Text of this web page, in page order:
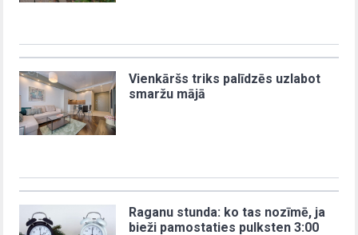
Vienkāršs triks palīdzēs uzlabot
smaržu mājā
Raganu stunda: ko tas nozīmē, ja
bieži pamostaties pulksten 3:00